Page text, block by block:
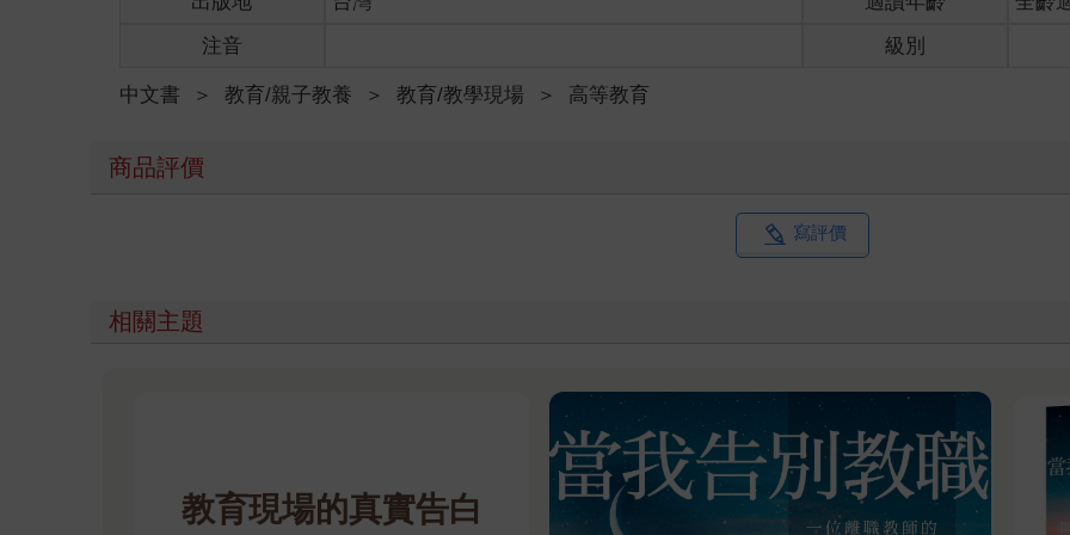
注音
級別
中文書 ＞ 教育/親子教養 ＞ 教育/教學現場 ＞ 高等教育
商品評價
寫評價
相關主題
教育現場的真實告白